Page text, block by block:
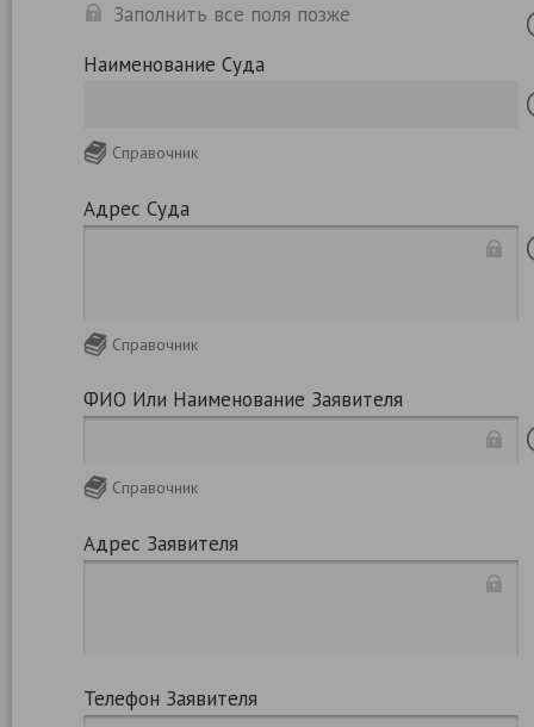
Заполнить все поля позже
Наименование Суда
Справочник
Адрес Суда
Справочник
ФИО Или Наименование Заявителя
Справочник
Адрес Заявителя
Телефон Заявителя